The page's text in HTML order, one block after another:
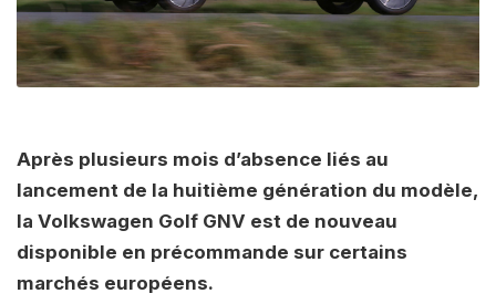
Après plusieurs mois d’absence liés au
lancement de la huitième génération du modèle,
la Volkswagen Golf GNV est de nouveau
disponible en précommande sur certains
marchés européens.